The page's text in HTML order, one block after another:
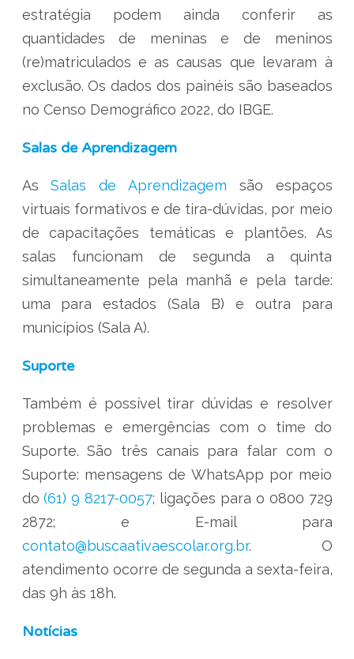
estratégia podem ainda conferir as
quantidades de meninas e de meninos
(re)matriculados e as causas que levaram à
exclusão. Os dados dos painéis são baseados
no Censo Demográfico 2022, do IBGE.
Salas de Aprendizagem
AsSalas de Aprendizagem são espaços
virtuais formativos e de tira-dúvidas, por meio
de capacitações temáticas e plantões. As
salas funcionam de segunda a quinta
simultaneamente pela manhã e pela tarde:
uma para estados (Sala B) e outra para
municípios (Sala A).
Suporte
Também é possível tirar dúvidas e resolver
problemas e emergências com o time do
Suporte. São três canais para falar com o
Suporte: mensagens de WhatsApp por meio
do(61) 9 8217-0057; ligações para o 0800 729
2872; e E-mail para
contato@buscaativaescolar.org.br. O
atendimento ocorre de segunda a sexta-feira,
das 9h às 18h.
Notícias